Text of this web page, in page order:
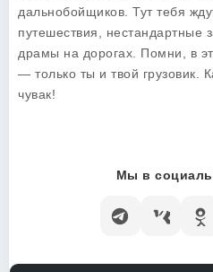
дальнобойщиков. Тут тебя
путешествия, нестандартные
драмы на дорогах. Помни, в
— только ты и твой грузовик.
чувак!
Мы в